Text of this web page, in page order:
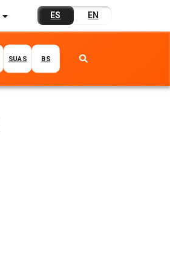
ES EN
SUAS BS